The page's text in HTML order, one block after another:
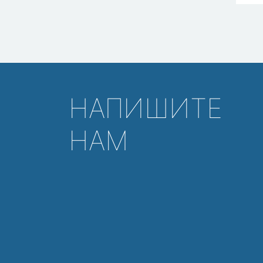
НАПИШИТЕ
НАМ